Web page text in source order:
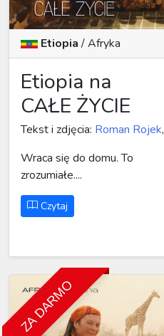
Etiopia/Afryka
Etiopia na
CAŁE ŻYCIE
Tekst i zdjęcia: Roman Rojek,
Wraca się do domu. To
zrozumiałe....
Czytaj
ZA DARMO